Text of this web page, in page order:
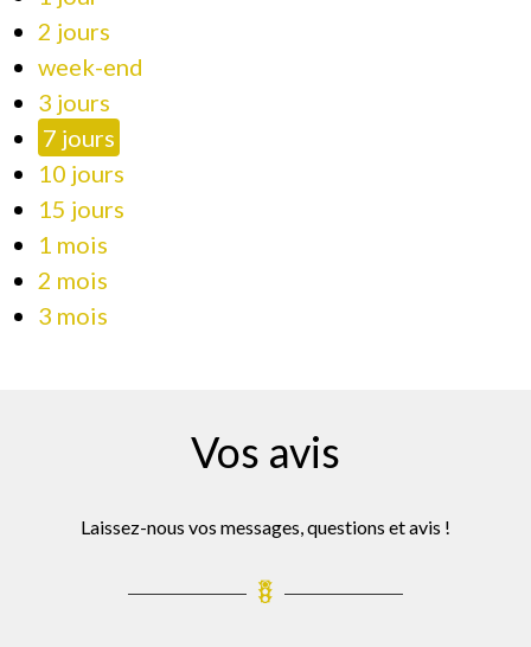
2 jours
week-end
3 jours
7 jours
10 jours
15 jours
1 mois
2 mois
3 mois
Vos avis
Laissez-nous vos messages, questions et avis !